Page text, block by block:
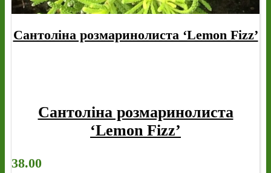
Сантоліна розмаринолиста ‘Lemon Fizz’
Сантоліна розмаринолиста
‘Lemon Fizz’
38.00